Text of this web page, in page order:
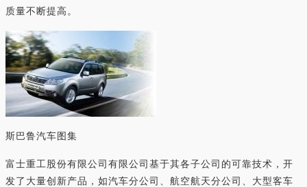
质量不断提高。
斯巴鲁汽车图集
富士重工股份有限公司有限公司基于其各子公司的可靠技术，开
发了大量创新产品，如汽车分公司、航空航天分公司、大型客车